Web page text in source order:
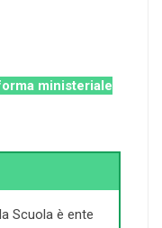
ministeriale
Scuola è ente